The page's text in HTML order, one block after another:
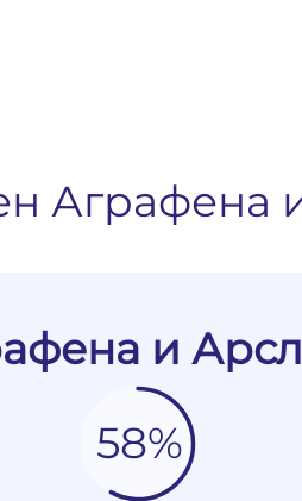
Аграфена
и
58%